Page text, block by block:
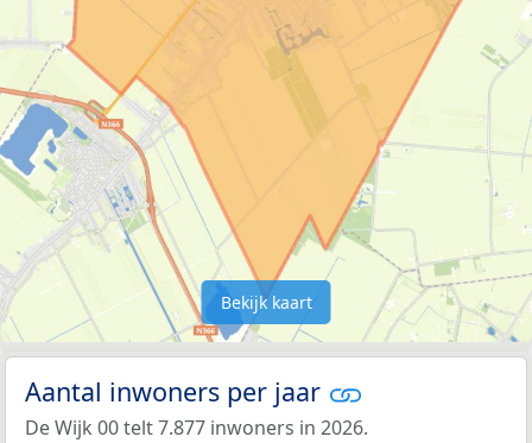
Bekijk kaart
Aantal inwoners per jaar
De Wijk 00 telt 7.877 inwoners in 2026.